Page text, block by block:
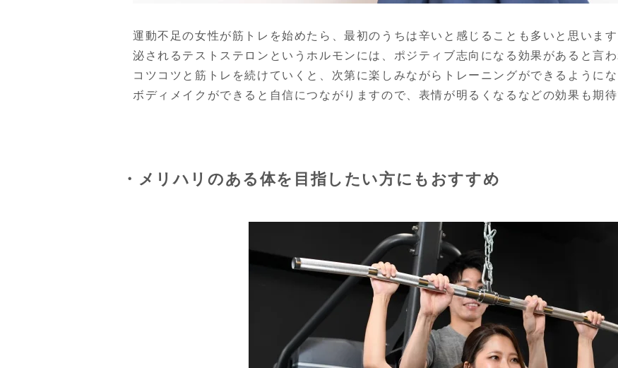
運動不足の女性が筋トレを始めたら、最初のうちは辛いと感じることも多いと思いま
泌されるテストステロンというホルモンには、ポジティブ志向になる効果があると言
コツコツと筋トレを続けていくと、次第に楽しみながらトレーニングができるように
ボディメイクができると自信につながりますので、表情が明るくなるなどの効果も期待
・メリハリのある体を目指したい方にもおすすめ